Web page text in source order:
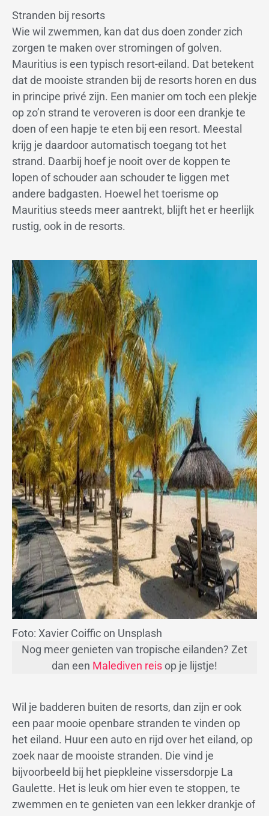
Stranden bij resorts
Wie wil zwemmen, kan dat dus doen zonder zich
zorgen te maken over stromingen of golven.
Mauritius is een typisch resort-eiland. Dat betekent
dat de mooiste stranden bij de resorts horen en dus
in principe privé zijn. Een manier om toch een plekje
op zo’n strand te veroveren is door een drankje te
doen of een hapje te eten bij een resort. Meestal
krijg je daardoor automatisch toegang tot het
strand. Daarbij hoef je nooit over de koppen te
lopen of schouder aan schouder te liggen met
andere badgasten. Hoewel het toerisme op
Mauritius steeds meer aantrekt, blijft het er heerlijk
rustig, ook in de resorts.
Foto: Xavier Coiffic on Unsplash
Nog meer genieten van tropische eilanden? Zet
dan een Malediven reisop je lijstje!
Wil je badderen buiten de resorts, dan zijn er ook
een paar mooie openbare stranden te vinden op
het eiland. Huur een auto en rijd over het eiland, op
zoek naar de mooiste stranden. Die vind je
bijvoorbeeld bij het piepkleine vissersdorpje La
Gaulette. Het is leuk om hier even te stoppen, te
zwemmen en te genieten van een lekker drankje of